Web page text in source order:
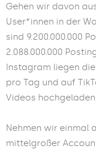
Gehen wir davon
User*innen in der
sind 9.200.000.000
2.088.000.000
Instagram liegen die
pro Tag und auf
Videos hochgeladen.
Nehmen wir einmal
mittelgroßer